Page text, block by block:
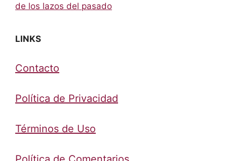
de los lazos del pasado
LINKS
Contacto
Política de Privacidad
Términos de Uso